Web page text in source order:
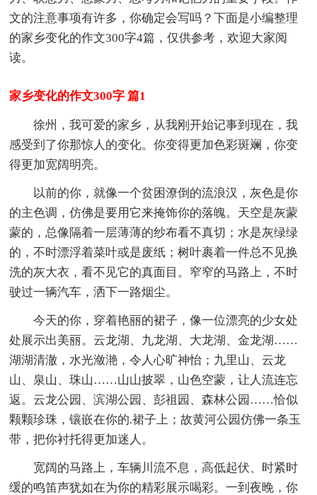
文的注意事项有许多，你确定会写吗？下面是小编整理
的家乡变化的作文300字4篇，仅供参考，欢迎大家阅
读。
家乡变化的作文300字 篇1
徐州，我可爱的家乡，从我刚开始记事到现在，我
感受到了你那惊人的变化。你变得更加色彩斑斓，你变
得更加宽阔明亮。
以前的你，就像一个贫困潦倒的流浪汉，灰色是你
的主色调，仿佛是要用它来掩饰你的落魄。天空是灰蒙
蒙的，总像隔着一层薄薄的纱布看不真切；水是灰绿绿
的，不时漂浮着菜叶或是废纸；树叶裹着一件总不见换
洗的灰大衣，看不见它的真面目。窄窄的马路上，不时
驶过一辆汽车，洒下一路烟尘。
今天的你，穿着艳丽的裙子，像一位漂亮的少女处
处展示出美丽。云龙湖、九龙湖、大龙湖、金龙湖……
湖湖清澈，水光潋滟，令人心旷神怡；九里山、云龙
山、泉山、珠山……山山披翠，山色空蒙，让人流连忘
返。云龙公园、滨湖公园、彭祖园、森林公园……恰似
颗颗珍珠，镶嵌在你的.裙子上；故黄河公园仿佛一条玉
带，把你衬托得更加迷人。
宽阔的马路上，车辆川流不息，高低起伏、时紧时
缓的鸣笛声犹如在为你的精彩展示喝彩。一到夜晚，你